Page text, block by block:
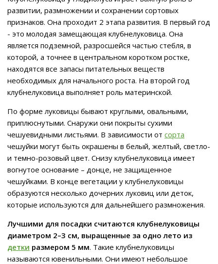
развитии, размножении и сохранении сортовых
признаков. Она проходит 2 этапа развития. В первый год
- это молодая замещающая клубнелуковица. Она
является подземной, разросшейся частью стебля, в
которой, а точнее в центральном коротком ростке,
находятся все запасы питательных веществ
необходимых для начального роста. На второй год
клубнелуковица выполняет роль материнской.
По форме луковицы бывают круглыми, овальными,
приплюснутыми. Снаружи они покрыты сухими
чешуевидными листьями. В зависимости от сорта
чешуйки могут быть окрашены в белый, желтый, светло-
и темно-розовый цвет. Снизу клубнелуковица имеет
вогнутое основание – донце, не защищенное
чешуйками. В конце вегетации у клубнелуковицы
образуются несколько дочерних луковиц или деток,
которые используются для дальнейшего размножения.
Лучшими для посадки считаются клубнелуковицы
диаметром 2–3 см, выращенные за одно лето из
детки размером 5 мм. Такие клубнелуковицы
называются ювенильными. Они имеют небольшое